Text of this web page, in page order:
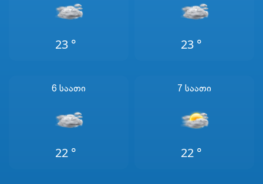
23 ° 23 °
6 Საათი
22 °
7 Საათი
22 °